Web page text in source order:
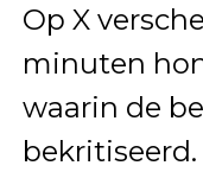
Op X
minuten
waarin de
bekritiseerd.